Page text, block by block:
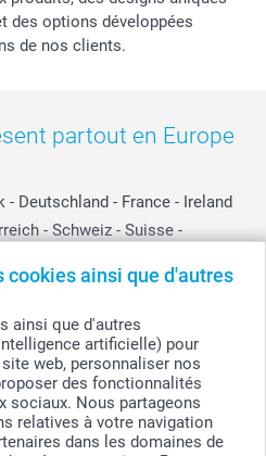
cookies ainsi que d'autres
ainsi que d'autres
artificielle) pour
web, personnaliser nos
des fonctionnalités
sociaux. Nous partageons
relatives à votre navigation
dans les domaines de
des options développées
de nos clients.
partout en Europe
- Deutschland - France - Ireland
- Schweiz - Suisse -
réservés
TVA incluse et hors frais de port.